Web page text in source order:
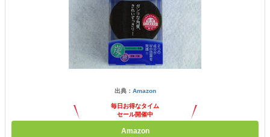
出典： Amazon
毎日お得なタイム
セール開催中
Amazon